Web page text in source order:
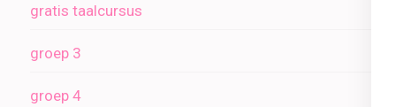
gratis taalcursus
groep 3
groep 4